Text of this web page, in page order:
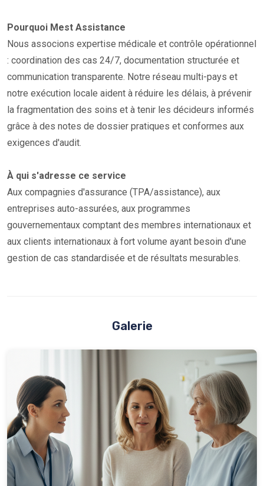
Pourquoi Mest Assistance
Nous associons expertise médicale et contrôle opérationnel
: coordination des cas 24/7, documentation structurée et
communication transparente. Notre réseau multi-pays et
notre exécution locale aident à réduire les délais, à prévenir
la fragmentation des soins et à tenir les décideurs informés
grâce à des notes de dossier pratiques et conformes aux
exigences d'audit.
À qui s'adresse ce service
Aux compagnies d'assurance (TPA/assistance), aux
entreprises auto-assurées, aux programmes
gouvernementaux comptant des membres internationaux et
aux clients internationaux à fort volume ayant besoin d'une
gestion de cas standardisée et de résultats mesurables.
Galerie